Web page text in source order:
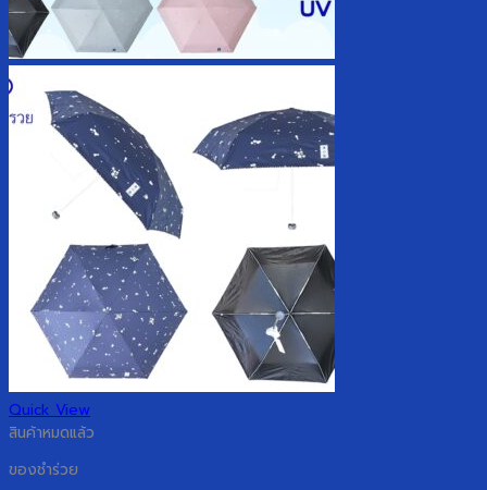
Quick View
สินค้าหมดแล้ว
ของชำร่วย